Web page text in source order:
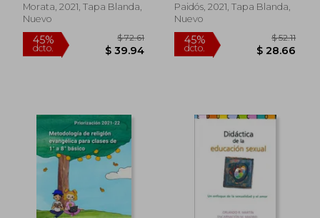
Morata, 2021, Tapa Blanda,
Nuevo
45%
dcto. $ 39.94
Paidós, 2021, Tapa Blanda,
Nuevo
45%
dcto.